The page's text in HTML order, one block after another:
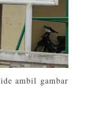
ambil gambar